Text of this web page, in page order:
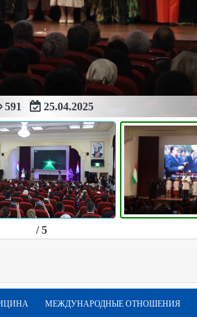
591 25.04.2025
/ 5
МЕЖДУНАРОДНЫЕ ОТНОШЕНИЯ